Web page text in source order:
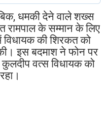
धमकी देने वाले शख्स
रामपाल के सम्मान के लिए
की शिरकत को
इस बदमाश ने फोन पर
वत्स विधायक को